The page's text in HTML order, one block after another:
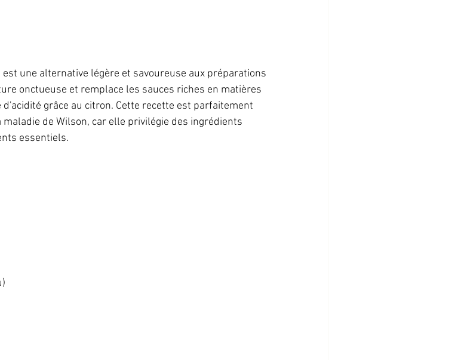
une alternative légère et savoureuse aux préparations
onctueuse et remplace les sauces riches en matières
grâce au citron. Cette recette est parfaitement
de Wilson, car elle privilégie des ingrédients
essentiels.